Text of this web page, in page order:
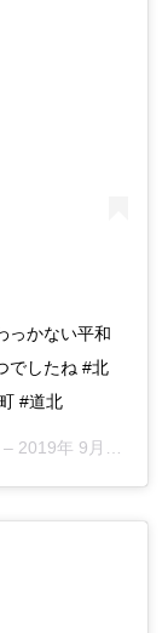
っかない平和
でしたね #北
#道北
– 2019年 9月月24日午前12時19分PDT